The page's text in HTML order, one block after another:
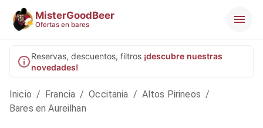
MisterGoodBeer
Ofertas en bares
Reservas, descuentos, filtros ¡descubre nuestras
novedades!
Inicio / Francia / Occitania / Altos Pirineos /
Bares en Aureilhan